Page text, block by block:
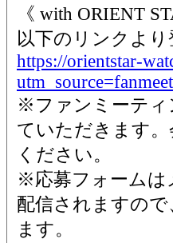
《 with ORIENT
以下のリンクよ
https://orientstar-
※ファンミーティ
ていただきます
ください。
※応募フォームは
配信されますの
ます。